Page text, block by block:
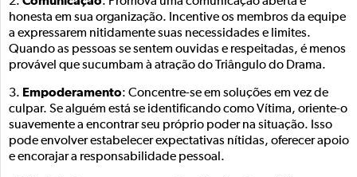
honesta em sua organização. Incentive os membros da equipe
a expressarem nitidamente suas necessidades e limites.
Quando as pessoas se sentem ouvidas e respeitadas, é menos
provável que sucumbam à atração do Triângulo do Drama.
3. Empoderamento: Concentre-se em soluções em vez de
culpar. Se alguém está se identificando como Vítima, oriente-o
suavemente a encontrar seu próprio poder na situação. Isso
pode envolver estabelecer expectativas nítidas, oferecer apoio
e encorajar a responsabilidade pessoal.